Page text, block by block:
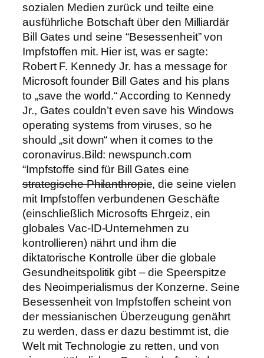
sozialen Medien zurück und teilte eine
ausführliche Botschaft über den Milliardär
Bill Gates und seine “Besessenheit” von
Impfstoffen mit. Hier ist, was er sagte:
Robert F. Kennedy Jr. has a message for
Microsoft founder Bill Gates and his plans
to „save the world.“ According to Kennedy
Jr., Gates couldn’t even save his Windows
operating systems from viruses, so he
should „sit down“ when it comes to the
coronavirus.Bild: newspunch.com
“Impfstoffe sind für Bill Gates eine
strategische Philanthropie, die seine vielen
mit Impfstoffen verbundenen Geschäfte
(einschließlich Microsofts Ehrgeiz, ein
globales Vac-ID-Unternehmen zu
kontrollieren) nährt und ihm die
diktatorische Kontrolle über die globale
Gesundheitspolitik gibt – die Speerspitze
des Neoimperialismus der Konzerne. Seine
Besessenheit von Impfstoffen scheint von
der messianischen Überzeugung genährt
zu werden, dass er dazu bestimmt ist, die
Welt mit Technologie zu retten, und von